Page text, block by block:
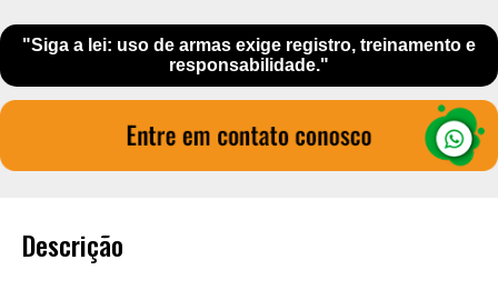
"Siga a lei: uso de armas exige registro, treinamento e
responsabilidade."
Descrição